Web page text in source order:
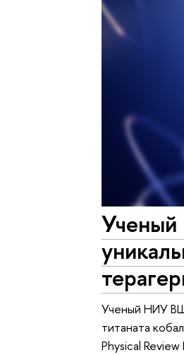
Ученый НИУ
титаната
Physical